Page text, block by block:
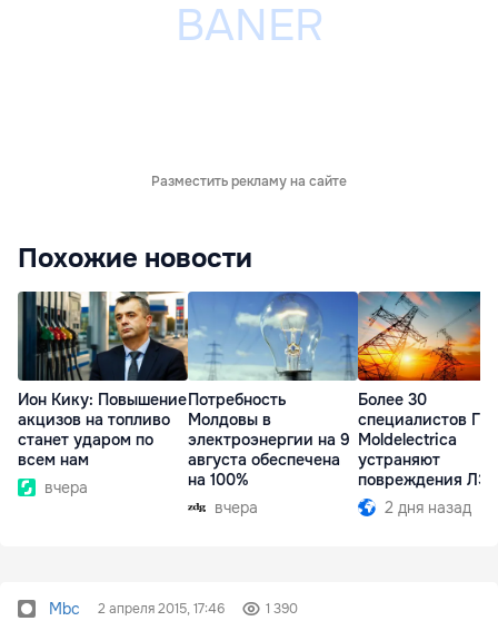
Разместить рекламу на сайте
Похожие новости
Ион Кику: Повышение
акцизов на топливо
станет ударом по
всем нам
вчера
Потребность
Молдовы в
электроэнергии на 9
августа обеспечена
на 100%
вчера
Более 30
специалистов ГП
Moldelectrica
устраняют
повреждения
Бельцы-
2 дня назад
Mbc 2 апреля 2015, 17:46 1 390